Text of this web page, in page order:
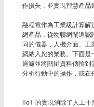
作損失，並實現智慧產品
融程電作為工業級計算解
網產品，從物聯網閘道
同的儀器，人機介面、
網納入您的業務。下面是
過濾並將關鍵資料傳輸到
分析行動中的操作，或在
IIoT 的實現消除了人工